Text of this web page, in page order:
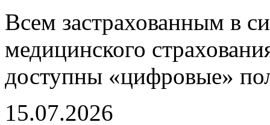
Всем застрахованным в
медицинского
доступны «цифровые»
15.07.2026